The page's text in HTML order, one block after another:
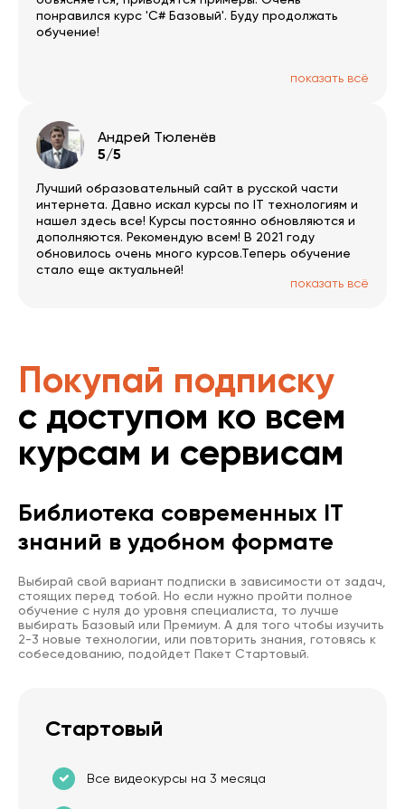
понравился курс 'С# Базовый'. Буду продолжать
обучение!
показать всё
Андрей Тюленёв
5/5
Лучший образовательный сайт в русской части
интернета. Давно искал курсы по IT технологиям и
нашел здесь все! Курсы постоянно обновляются и
дополняются. Рекомендую всем! В 2021 году
обновилось очень много курсов.Теперь обучение
стало еще актуальней!
показать всё
Покупай подписку
с доступом ко всем
курсам и сервисам
Библиотека современных IT
знаний в удобном формате
Выбирай свой вариант подписки в зависимости от задач,
стоящих перед тобой. Но если нужно пройти полное
обучение с нуля до уровня специалиста, то лучше
выбирать Базовый или Премиум. А для того чтобы изучить
2-3 новые технологии, или повторить знания, готовясь к
собеседованию, подойдет Пакет Стартовый.
Стартовый
Все видеокурсы на 3 месяца